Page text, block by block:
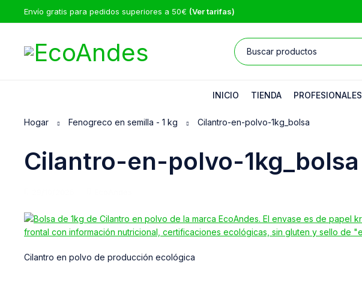
Envío gratis para pedidos superiores a 50€ (Ver tarifas)
INICIO TIENDA PROFESIONALES
Hogar Fenogreco en semilla - 1 kg Cilantro-en-polvo-1kg_bolsa
Cilantro-en-polvo-1kg_bolsa
Cilantro en polvo de producción ecológica